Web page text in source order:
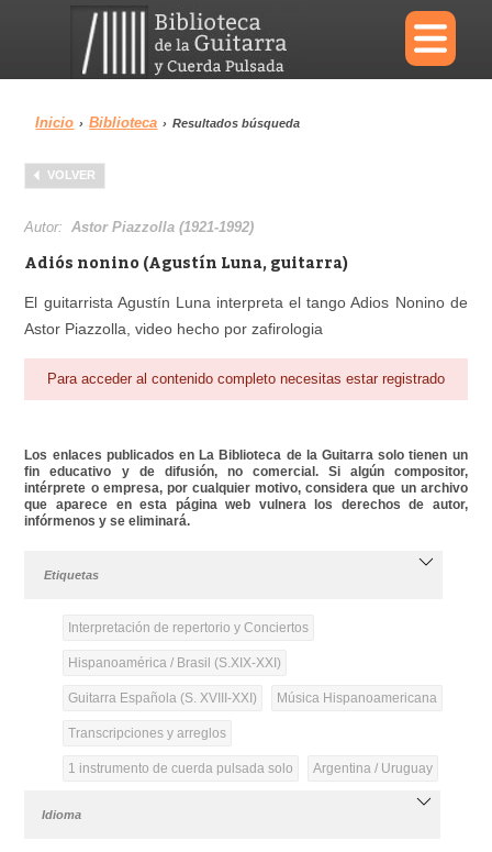
×
Menu
Biblioteca
Área personal Reproductor
Inicio › Biblioteca › Resultados búsqueda
VOLVER
Autor:Astor Piazzolla (1921-1992)
Adiós nonino (Agustín Luna, guitarra)
El guitarrista Agustín Luna interpreta el tango Adios Nonino de
Astor Piazzolla, video hecho por zafirologia
Para acceder al contenido completo necesitas estar registrado
Los enlaces publicados en La Biblioteca de la Guitarra solo tienen un
fin educativo y de difusión, no comercial. Si algún compositor,
intérprete o empresa, por cualquier motivo, considera que un archivo
que aparece en esta página web vulnera los derechos de autor,
infórmenos y se eliminará.
Etiquetas
Interpretación de repertorio y Conciertos
Hispanoamérica / Brasil (S.XIX-XXI)
Guitarra Española (S. XVIII-XXI) Música Hispanoamericana
Transcripciones y arreglos
1 instrumento de cuerda pulsada solo Argentina / Uruguay
Idioma